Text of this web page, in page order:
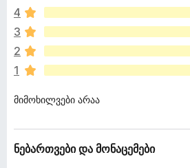
ა
რ
შ
ე
ფ
ს
ბ
უ
4
3
2
1
მიმოხილვები არაა
ნებართვები და მონაცემები